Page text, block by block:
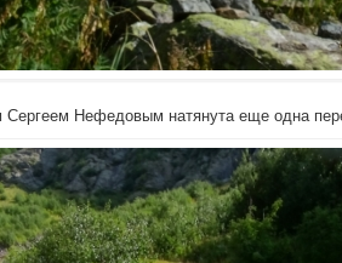
Сергеем Нефедовым натянута еще одна